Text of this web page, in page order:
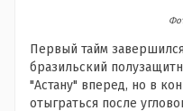
Первый тайм
бразильский
"Астану" вперед, но в
отыграться после